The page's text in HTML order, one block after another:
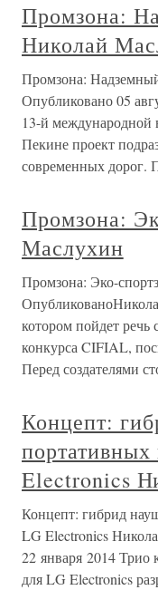
Промзона:
Николай
Промзона:
Опубликовано 05
13-й международной
Пекине проект
современных дорог.
Промзона:
Маслухин
Промзона: Эко-
котором пойдет речь
конкурса CIFIAL,
Перед создателями
Концепт:
Electronics
Концепт: гибрид
LG Electronics
22 января 2014 Трио
для LG Electronics